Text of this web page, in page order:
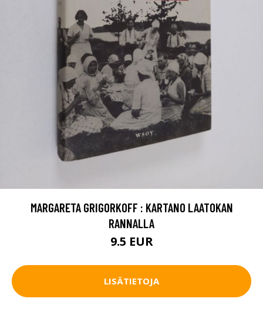
MARGARETA GRIGORKOFF : KARTANO LAATOKAN
RANNALLA
9.5 EUR
LISÄTIETOJA